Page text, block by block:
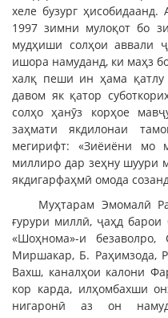
хеле бузург
1997 зимни мулоқот бо
мудҳиши солҳои аввали
ишора намуданд, ки маҳз
халқ пеши ин ҳама
давом як қатор
солҳо ҳанӯз корҳое
заҳмати якдилонаи
мегирифт: «Зиёиёни мо
миллиро дар зеҳну шуури
якдигарфаҳмӣ омода
Муҳтарам Эмомалӣ
ғурури миллӣ, ҷаҳд барои
«Шоҳнома»-и
Миршакар, Б. Раҳимзода,
Вахш, каналҳои калони
кор карда, илҳомбахши
нигаронӣ аз он